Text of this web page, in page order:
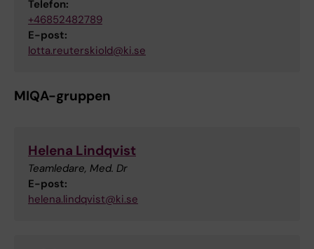
Telefon:
+46852482789
E-post:
lotta.reuterskiold@ki.se
MIQA-gruppen
Helena Lindqvist
Teamledare, Med. Dr
E-post:
helena.lindqvist@ki.se